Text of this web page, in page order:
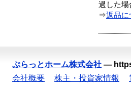
過した場
⇒返品に
ぷらっとホーム株式会社 —
会社概要
株主・投資家情報